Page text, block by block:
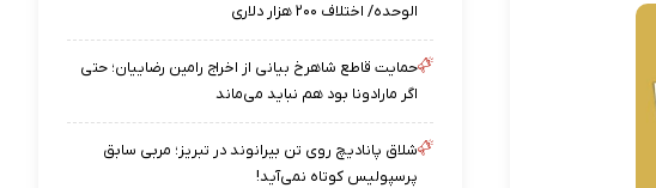
الوحده/ اختلاف ۲۰۰ هزار دلاری
حمایت قاطع شاهرخ بیانی از اخراج رامین رضاییان؛ حتی
اگر مارادونا بود هم نباید می‌ماند
شلاق پانادیچ روی تن بیرانوند در تبریز؛ مربی سابق
پرسپولیس کوتاه نمی‌آید!